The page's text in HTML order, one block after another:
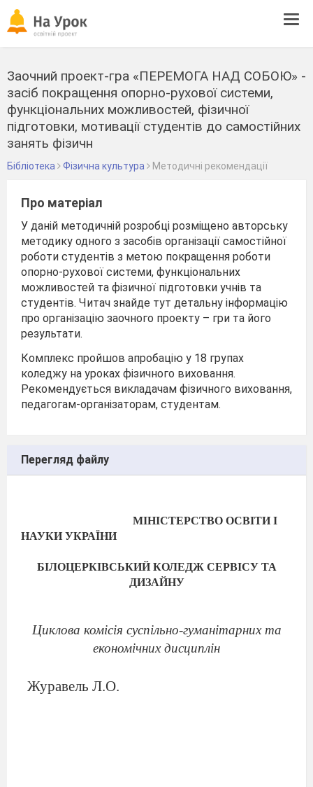
Заочний проект-гра «ПЕРЕМОГА НАД СОБОЮ» -
засіб покращення опорно-рухової системи,
функціональних можливостей, фізичної
підготовки, мотивації студентів до самостійних
занять фізичн
Бібліотека Фізична культура Методичні рекомендації
Про матеріал
У даній методичній розробці розміщено авторську
методику одного з засобів організації самостійної
роботи студентів з метою покращення роботи
опорно-рухової системи, функціональних
можливостей та фізичної підготовки учнів та
студентів. Читач знайде тут детальну інформацію
про організацію заочного проекту – гри та його
результати.
Комплекс пройшов апробацію у 18 групах
коледжу на уроках фізичного виховання.
Рекомендується викладачам фізичного виховання,
педагогам-організаторам, студентам.
Перегляд файлу
МІНІСТЕРСТВО ОСВІТИ І
НАУКИ УКРАЇНИ
БІЛОЦЕРКІВСЬКИЙ КОЛЕДЖ СЕРВІСУ ТА
ДИЗАЙНУ
Циклова комісія суспільно-гуманітарних та
економічних дисциплін
Журавель Л.О.